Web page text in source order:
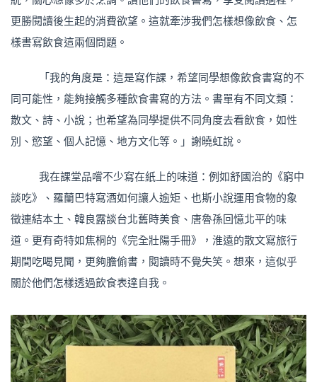
更勝閱讀後生起的消費欲望。這就牽涉我們怎樣想像飲食、怎
樣書寫飲食這兩個問題。
「我的角度是：這是寫作課，希望同學想像飲食書寫的不
同可能性，能夠接觸多種飲食書寫的方法。書單有不同文類：
散文、詩、小說；也希望為同學提供不同角度去看飲食，如性
別、慾望、個人記憶、地方文化等。」謝曉虹說。
我在課堂品嚐不少寫在紙上的味道：例如舒國治的《窮中
談吃》、羅蘭巴特寫酒如何讓人逾矩、也斯小說運用食物的象
徵連結本土、韓良露談台北舊時美食、唐魯孫回憶北平的味
道。更有奇特如焦桐的《完全壯陽手冊》，淮遠的散文寫旅行
期間吃喝見聞，更夠膽偷書，閱讀時不覺失笑。想來，這似乎
關於他們怎樣透過飲食表達自我。